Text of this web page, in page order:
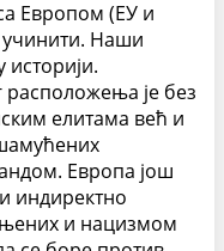
Европом (ЕУ и
Наши
историји.
расположења је без
елитама већ и
Европа још
индиректно
и нацизмом